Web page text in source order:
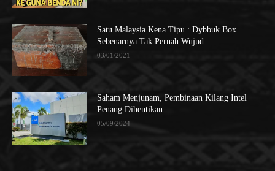
Satu Malaysia Kena Tipu : Dybbuk Box
Sebenarnya Tak Pernah Wujud
03/01/2021
Saham Menjunam, Pembinaan Kilang Intel
Penang Dihentikan
05/09/2024